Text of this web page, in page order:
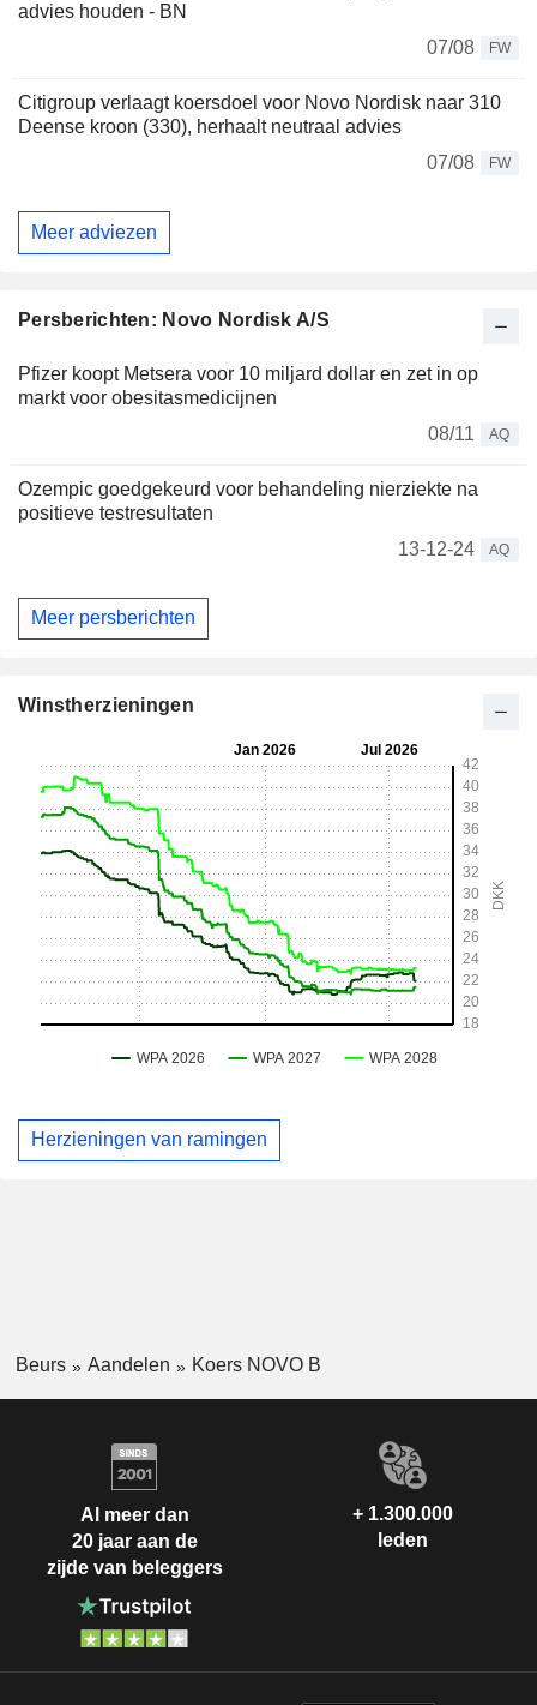
advies houden - BN
07/08
FW
Citigroup verlaagt koersdoel voor Novo Nordisk naar 310
Deense kroon (330), herhaalt neutraal advies
07/08
FW
Meer adviezen
Persberichten: Novo Nordisk A/S
Pfizer koopt Metsera voor 10 miljard dollar en zet in op
markt voor obesitasmedicijnen
08/11
AQ
Ozempic goedgekeurd voor behandeling nierziekte na
positieve testresultaten
13-12-24
AQ
Meer persberichten
Winstherzieningen
Herzieningen van ramingen
Beurs Aandelen Koers NOVO B
Al meer dan
20 jaar aan de
zijde van beleggers
+ 1.300.000
leden